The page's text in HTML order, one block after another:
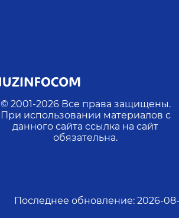
© 2001-2026 Все права защищены.
При использовании материалов с
данного сайта ссылка на сайт
обязательна.
Последнее обновление: 2026-